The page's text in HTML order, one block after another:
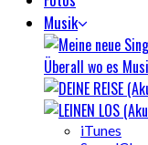
Musik
Überall wo es
iTunes